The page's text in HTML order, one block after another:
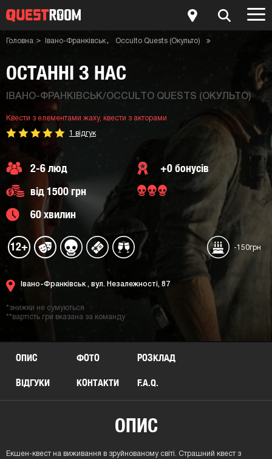
Головна Івано-Франківськ
Occulto Quests (Окульто)
Квести з акторами
ОСТАННІ З НАС
ІВАНО-ФРАНКІВСЬК/OCCULTO QUESTS (ОКУЛЬТО)
Квести з елементами жаху, квести з акторами
1 відгук
2-6 люд
+0 бонусів
від 1500 грн
60 хвилин
12+ -150грн
Івано-Франківськ , вул. Незалежності, 87
*знижки не сумуються
**вартість гри вказана за команду
ОПИС ФОТО РОЗКЛАД
ВІДГУКИ КОНТАКТИ F.A.Q.
ОПИС
Екшен-квест на виживання в зруйнованому світі. Страшний квест з